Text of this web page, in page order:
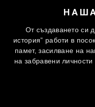
От създаването си
история” работи в
памет, засилване на
на забравени